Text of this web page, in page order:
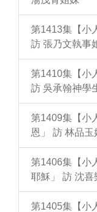
第1413集【小
訪 張乃文執事
第1410集【小
訪 吳承翰神學
第1409集【小
恩」 訪 林品玉
第1406集【小
耶穌」 訪 沈喜
第1405集【小